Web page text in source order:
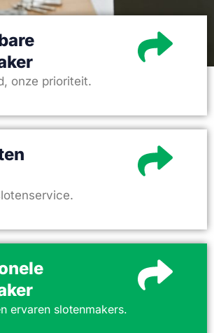
onze prioriteit.
ervaren slotenmakers.